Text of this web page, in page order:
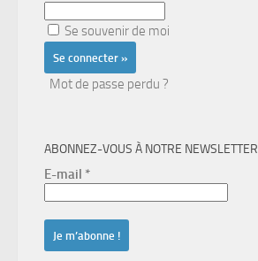
Se souvenir de moi
Mot de passe perdu ?
ABONNEZ-VOUS À NOTRE NEWSLETTER
E-mail *